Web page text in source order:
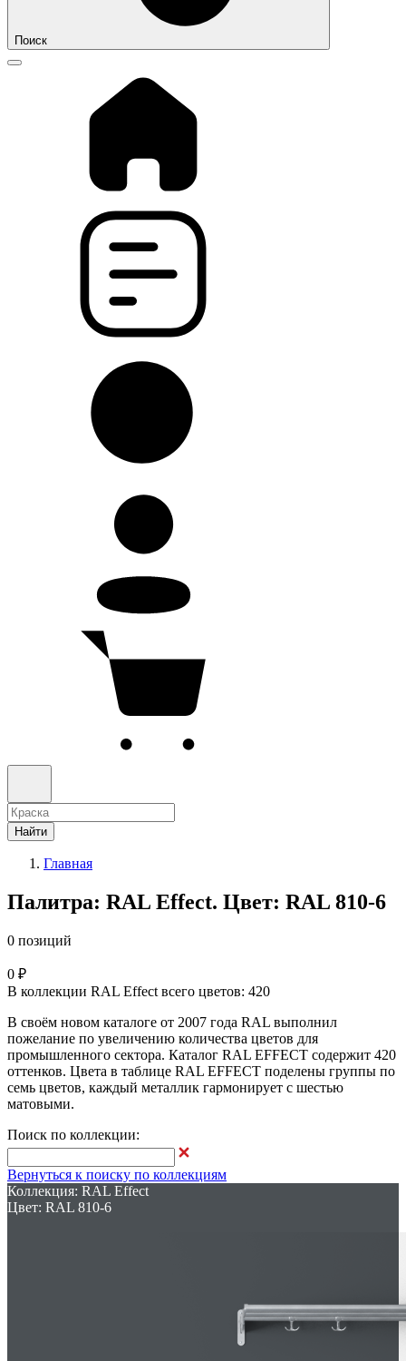
Поиск
Найти
Главная
Палитра: RAL Effect. Цвет: RAL 810-6
0 позиций
0 ₽
В коллекции RAL Effect всего цветов: 420
В своём новом каталоге от 2007 года RAL выполнил
пожелание по увеличению количества цветов для
промышленного сектора. Каталог RAL EFFECT содержит 420
оттенков. Цвета в таблице RAL EFFECT поделены группы по
семь цветов, каждый металлик гармонирует с шестью
матовыми.
Поиск по коллекции:
Вернуться к поиску по коллекциям
Коллекция: RAL Effect
Цвет: RAL 810-6